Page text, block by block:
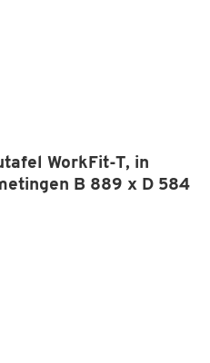
WorkFit-T, in
B 889 x D 584